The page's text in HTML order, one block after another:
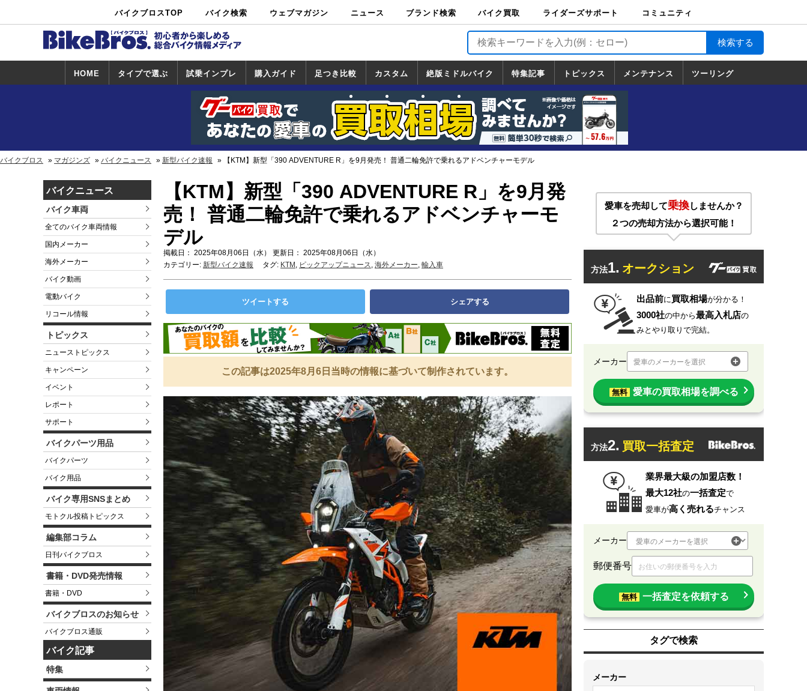
バイクブロスTOP バイク検索
中古バイ
ク・新車検
カタログ検
索
ショップ検
索
ウェブマガジン ニュース ブランド検索 バイク買取
バイク買取
ライダーズサポート
ライダーズサポート
TOP
バイク輸送
バイクガレージライ
フ
バイク車両保険
ロードサービス
バイク試乗
コミュニティ
HOME タイプで選ぶ 試乗インプレ
試乗インプレ
一覧
ホンダ
ヤマハ
スズキ
カワサキ
ハーレー
BMW
トライアンフ
ドゥカティ
購入ガイド
一覧
足つき比較 カスタム
カスタム
一覧
ホンダ
ヤマハ
スズキ
カワサキ
絶版ミドルバイク
絶版ミドルバイク
一覧
ホンダ
ヤマハ
スズキ
カワサキ
特集記事 トピックス
トピックス
一覧
ホンダ
ヤマハ
スズキ
カワサキ
ハーレーダ
ビッドソン
BMW
ドゥカティ
トライアン
フ
メンテナンス ツーリング
道の駅調査隊
ツーリング情報局
日本の道50選
国道めぐり
林道ツーリング
バイクブロス マガジンズ バイクニュース 新型バイク速報 【KTM】新型「390 ADVENTURE R」を9月発売！ 普通二輪免許で乗れるアドベンチャーモデル
バイクニュース
バイク車両
全てのバイク車両情報
国内メーカー
海外メーカー
バイク動画
電動バイク
リコール情報
トピックス
ニューストピックス
キャンペーン
イベント
レポート
サポート
バイクパーツ用品
バイクパーツ
バイク用品
バイク専用SNSまとめ
モトクル投稿トピックス
編集部コラム
日刊バイクブロス
書籍・DVD発売情報
書籍・DVD
バイクブロスのお知らせ
バイクブロス通販
バイク記事
特集
【KTM】新型「390 ADVENTURE R」を9月発
売！ 普通二輪免許で乗れるアドベンチャーモ
デル
掲載日： 2025年08月06日（水） 更新日： 2025年08月06日（水）
カテゴリー: 新型バイク速報 タグ: KTM , ピックアップニュース, 海外メーカー, 輸入車
ツイートする シェアする
この記事は2025年8月6日当時の情報に基づいて制作されています。
愛車を売却して乗換しませんか？
２つの売却方法から選択可能！
方法1. オークション
出品前に買取相場が分かる！
3000社の中から最高入札店の
みとやり取りで完結。
メーカー 愛車のメーカーを選択
無料 愛車の買取相場を調べる
方法2. 買取一括査定
業界最大級の加盟店数！
最大12社の一括査定で
愛車が高く売れるチャンス
メーカー
郵便番号
無料 一括査定を依頼する
タグで検索
メーカー